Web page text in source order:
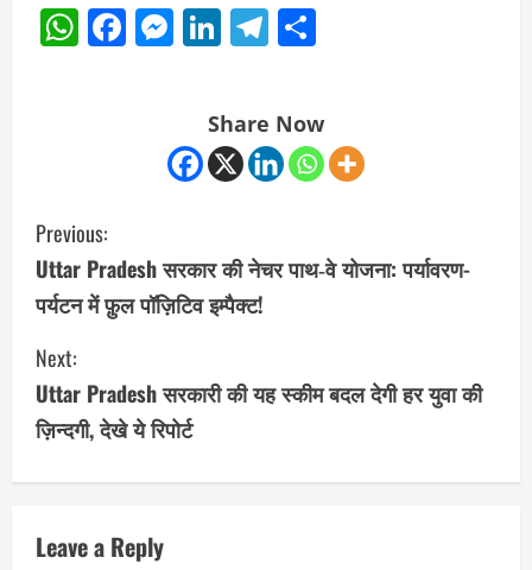
WhatsApp
Facebook
Messenger
LinkedIn
Telegram
Share Now
C
o
n
t
i
n
Previous:
Uttar Pradesh सरकार की नेचर पाथ‑वे योजना: पर्यावरण-
पर्यटन में फ़ुल पॉज़िटिव इम्पैक्ट!
Next:
Uttar Pradesh सरकारी की यह स्कीम बदल देगी हर युवा की
ज़िन्दगी, देखे ये रिपोर्ट
Leave a Reply